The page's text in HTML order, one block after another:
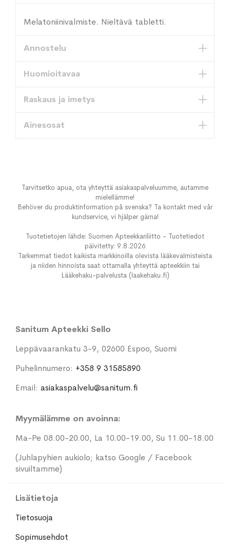
Melatoniinivalmiste. Nieltävä tabletti.
Annostelu
Huomioitavaa
Raskaus ja imetys
Ainesosat
Tarvitsetko apua, ota yhteyttä asiakaspalveluumme, autamme
mielellämme!
Behöver du produktinformation på svenska? Ta kontakt med vår
kundservice, vi hjälper gärna!
Tuotetietojen lähde: Suomen Apteekkariliitto - Tuotetiedot
päivitetty: 9.8.2026
Tarkemmat tiedot kaikista markkinoilla olevista lääkevalmisteista
ja niiden hinnoista saat ottamalla yhteyttä apteekkiin tai
Lääkehaku-palvelusta (laakehaku.fi)
Sanitum Apteekki Sello
Leppävaarankatu 3-9, 02600 Espoo, Suomi
Puhelinnumero: +358 9 31585890
Email: asiakaspalvelu@sanitum.fi
Myymälämme on avoinna:
Ma-Pe 08.00-20.00, La 10.00-19.00, Su 11.00-18.00
(Juhlapyhien aukiolo; katso Google / Facebook
sivuiltamme)
Lisätietoja
Tietosuoja
Sopimusehdot